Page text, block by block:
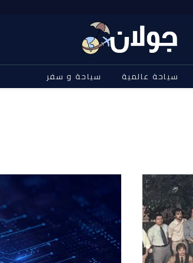
سياحة عالمية سياحة و سفر